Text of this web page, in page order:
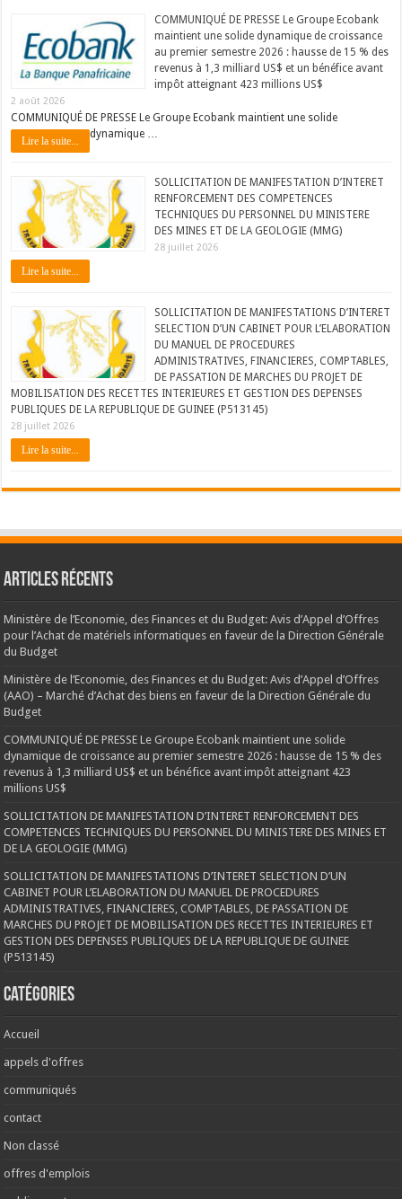
COMMUNIQUÉ DE PRESSE Le Groupe Ecobank
maintient une solide dynamique de croissance
au premier semestre 2026 : hausse de 15 % des
revenus à 1,3 milliard US$ et un bénéfice avant
impôt atteignant 423 millions US$
2 août 2026
COMMUNIQUÉ DE PRESSE Le Groupe Ecobank maintient une solide
dynamique …
Lire la suite...
SOLLICITATION DE MANIFESTATION D’INTERET
RENFORCEMENT DES COMPETENCES
TECHNIQUES DU PERSONNEL DU MINISTERE
DES MINES ET DE LA GEOLOGIE (MMG)
28 juillet 2026
Lire la suite...
SOLLICITATION DE MANIFESTATIONS D’INTERET
SELECTION D’UN CABINET POUR L’ELABORATION
DU MANUEL DE PROCEDURES
ADMINISTRATIVES, FINANCIERES, COMPTABLES,
DE PASSATION DE MARCHES DU PROJET DE
MOBILISATION DES RECETTES INTERIEURES ET GESTION DES DEPENSES
PUBLIQUES DE LA REPUBLIQUE DE GUINEE (P513145)
28 juillet 2026
Lire la suite...
Articles récents
Ministère de l’Economie, des Finances et du Budget: Avis d’Appel d’Offres
pour l’Achat de matériels informatiques en faveur de la Direction Générale
du Budget
Ministère de l’Economie, des Finances et du Budget: Avis d’Appel d’Offres
(AAO) – Marché d’Achat des biens en faveur de la Direction Générale du
Budget
COMMUNIQUÉ DE PRESSE Le Groupe Ecobank maintient une solide
dynamique de croissance au premier semestre 2026 : hausse de 15 % des
revenus à 1,3 milliard US$ et un bénéfice avant impôt atteignant 423
millions US$
SOLLICITATION DE MANIFESTATION D’INTERET RENFORCEMENT DES
COMPETENCES TECHNIQUES DU PERSONNEL DU MINISTERE DES MINES ET
DE LA GEOLOGIE (MMG)
SOLLICITATION DE MANIFESTATIONS D’INTERET SELECTION D’UN
CABINET POUR L’ELABORATION DU MANUEL DE PROCEDURES
ADMINISTRATIVES, FINANCIERES, COMPTABLES, DE PASSATION DE
MARCHES DU PROJET DE MOBILISATION DES RECETTES INTERIEURES ET
GESTION DES DEPENSES PUBLIQUES DE LA REPUBLIQUE DE GUINEE
(P513145)
Catégories
Accueil
appels d'offres
communiqués
contact
Non classé
offres d'emplois